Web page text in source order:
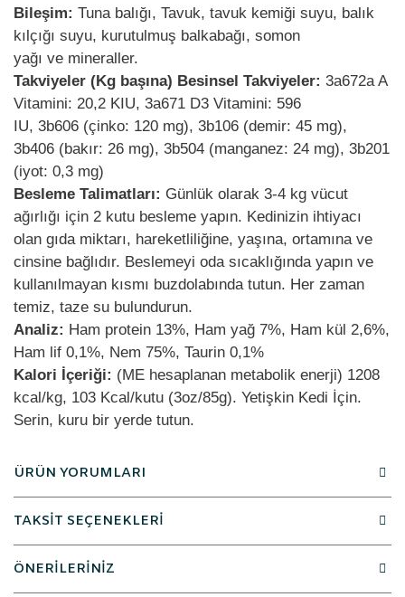
Bileşim: Tuna balığı, Tavuk, tavuk kemiği suyu, balık
kılçığı suyu, kurutulmuş balkabağı, somon
yağı ve mineraller.
Takviyeler (Kg başına) Besinsel Takviyeler: 3a672a A
Vitamini: 20,2 KIU, 3a671 D3 Vitamini: 596
IU, 3b606 (çinko: 120 mg), 3b106 (demir: 45 mg),
3b406 (bakır: 26 mg), 3b504 (manganez: 24 mg), 3b201
(iyot: 0,3 mg)
Besleme Talimatları: Günlük olarak 3-4 kg vücut
ağırlığı için 2 kutu besleme yapın. Kedinizin ihtiyacı
olan gıda miktarı, hareketliliğine, yaşına, ortamına ve
cinsine bağlıdır. Beslemeyi oda sıcaklığında yapın ve
kullanılmayan kısmı buzdolabında tutun. Her zaman
temiz, taze su bulundurun.
Analiz: Ham protein 13%, Ham yağ 7%, Ham kül 2,6%,
Ham lif 0,1%, Nem 75%, Taurin 0,1%
Kalori İçeriği: (ME hesaplanan metabolik enerji) 1208
kcal/kg, 103 Kcal/kutu (3oz/85g). Yetişkin Kedi İçin.
Serin, kuru bir yerde tutun.
ÜRÜN YORUMLARI
TAKSİT SEÇENEKLERİ
ÖNERİLERİNİZ